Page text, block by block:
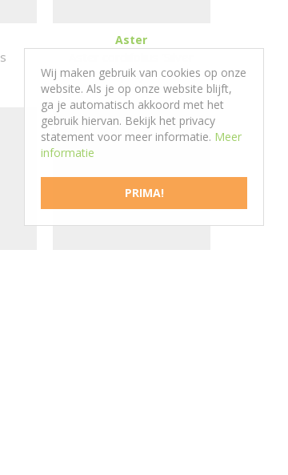
Aster
Spray'
PRIMA!
Wij maken gebruik van cookies op onze
website. Als je op onze website blijft,
ga je automatisch akkoord met het
gebruik hiervan. Bekijk het privacy
statement voor meer informatie. Meer
informatie